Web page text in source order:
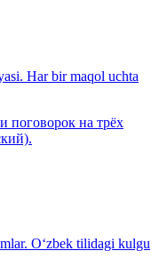
Har bir maqol uchta
поговорок на трёх
O‘zbek tilidagi kulgu